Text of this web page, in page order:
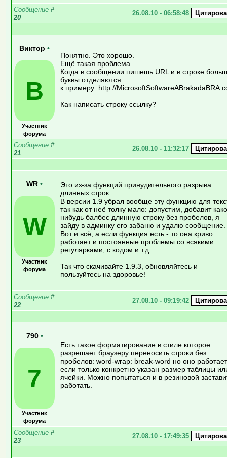
Сообщение #
20
26.08.10 - 06:58:48
Виктор •
В
Участник
форума
Понятно. Это хорошо.
Ещё такая проблема.
Когда в сообщении пишешь URL и в строке
буквы отделяются
к примеру: http://
Как написать строку ссылку?
Сообщение #
21
26.08.10 - 11:32:17
WR •
W
Участник
форума
Это из-за функций принудительного разрыва
длинных строк.
В версии 1.9 убрал вообще эту функцию для
так как от неё толку мало: допустим, добавит
нибудь балбес длинную строку без пробелов, я
зайду в админку его забаню и удалю сообщение.
Вот и всё, а если функция есть - то она криво
работает и постоянные проблемы со всякими
регулярками, с кодом и т.д.
Так что скачивайте 1.9.3, обновляйтесь и
пользуйтесь на здоровье!
Сообщение #
22
27.08.10 - 09:19:42
790 •
7
Участник
форума
Есть такое форматирование в стиле которое
разрешает браузеру переносить строки без
пробелов: word-wrap: break-word но оно работает
если только конкретно указан размер таблицы
ячейки. Можно попытаться и в резиновой
работать.
Сообщение #
23
27.08.10 - 17:49:35